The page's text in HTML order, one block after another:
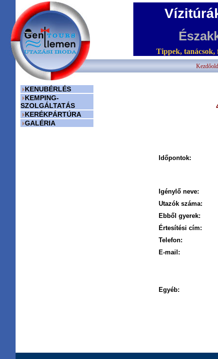
Tippek, tanácsok,
KENUBÉRLÉS
KEMPING-
SZOLGÁLTATÁS
KERÉKPÁRTÚRA
GALÉRIA
Időpontok:
Igénylő neve:
Utazók száma:
Ebből gyerek:
Értesítési cím:
Telefon:
E-mail:
Egyéb: